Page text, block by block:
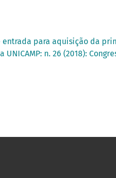
para aquisição da
n. 26 (2018):